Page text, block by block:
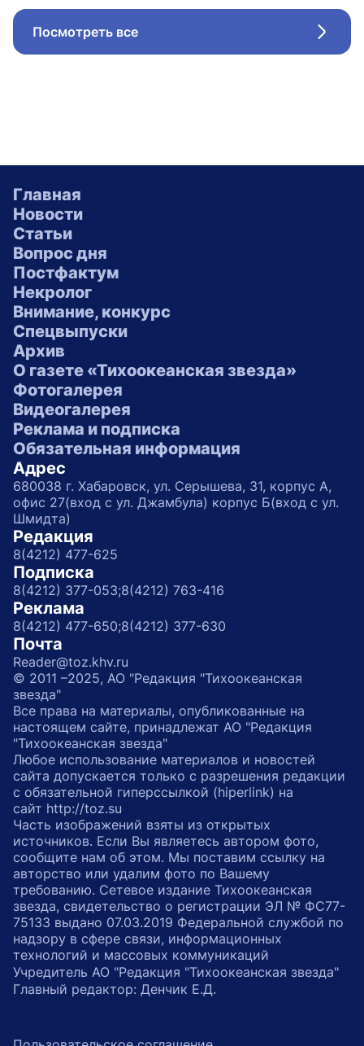
Посмотреть все
Главная
Новости
Статьи
Вопрос дня
Постфактум
Некролог
Внимание, конкурс
Спецвыпуски
Архив
О газете «Тихоокеанская звезда»
Фотогалерея
Видеогалерея
Реклама и подписка
Обязательная информация
Адрес
680038 г. Хабаровск, ул. Серышева, 31, корпус А,
офис 27(вход с ул. Джамбула) корпус Б(вход с ул.
Шмидта)
Редакция
8(4212) 477-625
Подписка
8(4212) 377-053;8(4212) 763-416
Реклама
8(4212) 477-650;8(4212) 377-630
Почта
Reader@toz.khv.ru
© 2011 –2025, АО "Редакция "Тихоокеанская
звезда"
Все права на материалы, опубликованные на
настоящем сайте, принадлежат АО "Редакция
"Тихоокеанская звезда"
Любое использование материалов и новостей
сайта допускается только с разрешения редакции
с обязательной гиперссылкой (hiperlink) на
сайт http://toz.su
Часть изображений взяты из открытых
источников. Если Вы являетесь автором фото,
сообщите нам об этом. Мы поставим ссылку на
авторство или удалим фото по Вашему
требованию. Сетевое издание Тихоокеанская
звезда, свидетельство о регистрации ЭЛ № ФС77-
75133 выдано 07.03.2019 Федеральной службой по
надзору в сфере связи, информационных
технологий и массовых коммуникаций
Учредитель АО "Редакция "Тихоокеанская звезда"
Главный редактор: Денчик Е.Д.